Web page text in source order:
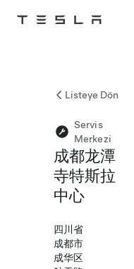
Tesla
Listeye Dön
Servis
Merkezi
成都龙潭
寺特斯拉
中心
四川省
成都市
成华区